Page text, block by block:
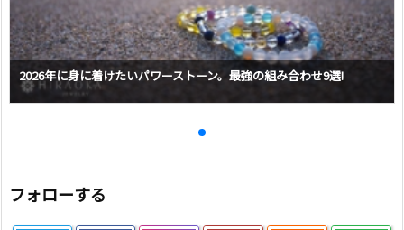
2026年に身に着けたいパワーストーン。最強の組み合わせ9選!
フォローする